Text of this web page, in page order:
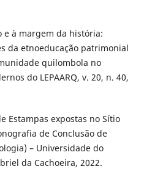
e à margem da história:
da etnoeducação patrimonial
quilombola no
do LEPAARQ, v. 20, n. 40,
Estampas expostas no Sítio
de Conclusão de
– Universidade do
da Cachoeira, 2022.